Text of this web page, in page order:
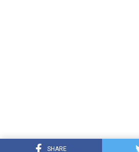
SHARE